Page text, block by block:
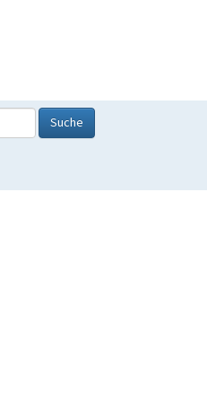
Suche